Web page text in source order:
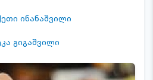
ინანაშვილი
გიგაშვილი